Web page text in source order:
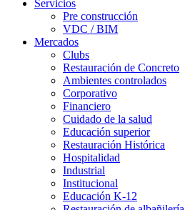
Servicios
Pre construcción
VDC / BIM
Mercados
Clubs
Restauración de Concreto
Ambientes controlados
Corporativo
Financiero
Cuidado de la salud
Educación superior
Restauración Histórica
Hospitalidad
Industrial
Institucional
Educación K-12